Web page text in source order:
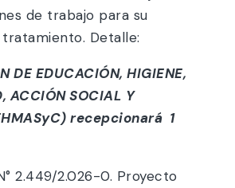
de trabajo para su
tratamiento. Detalle:
DE EDUCACIÓN, HIGIENE,
ACCIÓN SOCIAL Y
recepcionará 1
2.449/2.026-0. Proyecto